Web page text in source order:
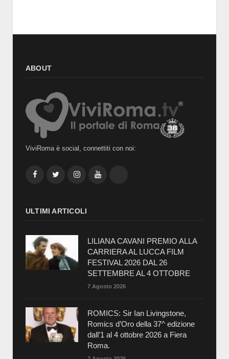
ABOUT
ViviRoma è social, connettiti con noi:
FacebookTwitterInstagramYouTube
ULTIMI ARTICOLI
LILIANA CAVANI PREMIO ALLA
CARRIERA AL LUCCA FILM
FESTIVAL 2026 DAL 26
SETTEMBRE AL 4 OTTOBRE
7 Agosto 2026
ROMICS: Sir Ian Livingstone,
Romics d’Oro della 37^ edizione
dall’1 al 4 ottobre 2026 a Fiera
Roma.